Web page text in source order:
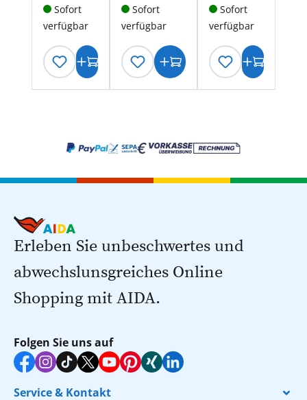
Sofort
verfügbar
Sofort
verfügbar
Sofort
verfügbar
Erleben Sie unbeschwertes und
abwechslunsgreiches Online
Shopping mit AIDA.
Folgen Sie uns auf
Service & Kontakt